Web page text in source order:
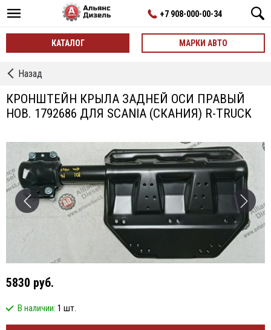
+7 908-000-00-34
КАТАЛОГ МАРКИ АВТО
←Назад
КРОНШТЕЙН КРЫЛА ЗАДНЕЙ ОСИ ПРАВЫЙ
НОВ. 1792686 ДЛЯ SCANIA (СКАНИЯ) R-TRUCK
5830 руб.
В наличии: 1 шт.